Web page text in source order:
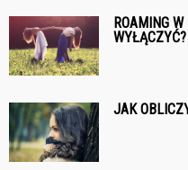
ROAMING
WYŁĄCZYĆ?
JAK